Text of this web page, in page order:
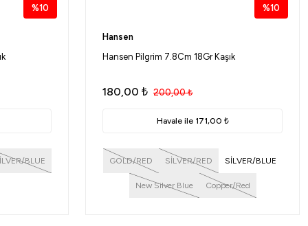
%10
BLUE
%10
Hansen
Hansen Pilgrim 7.8Cm 18Gr Kaşık
180,00 ₺ 200,00₺
Havale ile 171,00 ₺
GOLD/RED SİLVER/RED SİLVER/BLUE
New Silver Blue Copper/Red